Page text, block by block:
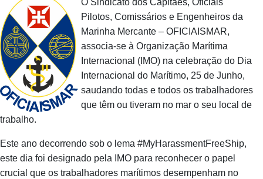
O Sindicato dos Capitães, Oficiais
Pilotos, Comissários e Engenheiros da
Marinha Mercante – OFICIAISMAR,
associa-se à Organização Marítima
Internacional (IMO) na celebração do Dia
Internacional do Marítimo, 25 de Junho,
saudando todas e todos os trabalhadores
que têm ou tiveram no mar o seu local de
trabalho.
Este ano decorrendo sob o lema #MyHarassmentFreeShip,
este dia foi designado pela IMO para reconhecer o papel
crucial que os trabalhadores marítimos desempenham no